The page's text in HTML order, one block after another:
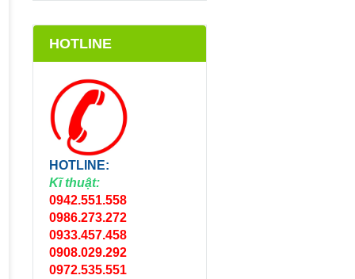
HOTLINE
HOTLINE:
Kĩ thuật:
0942.551.558
0986.273.272
0933.457.458
0908.029.292
0972.535.551